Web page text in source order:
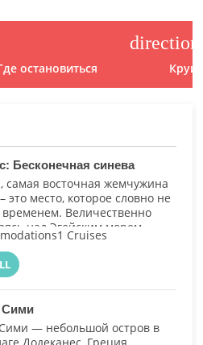
остановиться
Бесконечная синева
самая восточная жемчужина
это место, которое словно не
временем. Величественно
над Эгейским морем.
1 Cruises
Сими
— небольшой остров в